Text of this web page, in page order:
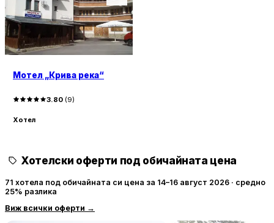
Мотел „Крива река“
3.80 (9)
Хотел
Хотелски оферти под обичайната цена
71 хотела под обичайната си цена за 14–16 август 2026 · средно
25% разлика
Виж всички оферти →